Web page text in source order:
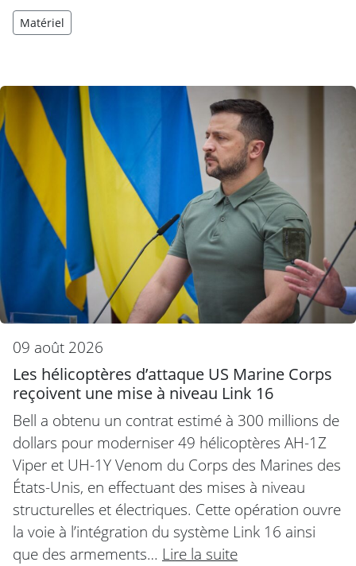
Matériel
09 août 2026
Les hélicoptères d’attaque US Marine Corps
reçoivent une mise à niveau Link 16
Bell a obtenu un contrat estimé à 300 millions de
dollars pour moderniser 49 hélicoptères AH-1Z
Viper et UH-1Y Venom du Corps des Marines des
États-Unis, en effectuant des mises à niveau
structurelles et électriques. Cette opération ouvre
la voie à l’intégration du système Link 16 ainsi
que des armements… Lire la suite